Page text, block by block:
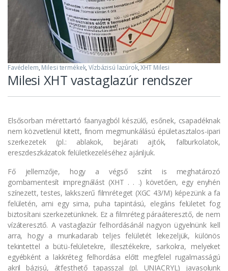
Favédelem, Milesi termékek,Vízbázisú lazúrok,XHT Milesi
Milesi XHT vastaglazúr rendszer
Elsősorban mérettartó faanyagból készülő, esőnek, csapadéknak
nem közvetlenül kitett, finom megmunkálású épületasztalos-ipari
szerkezetek (pl.: ablakok, bejárati ajtók, falburkolatok,
ereszdeszkázatok felületkezeléséhez ajánljuk.
Fő jellemzője, hogy a végső színt is meghatározó
gombamentesít impregnálást (XHT . . .) követően, egy enyhén
színezett, testes, lakkszerű filmréteget (XGC 43/M) képezünk a fa
felületén, ami egy sima, puha tapintású, elegáns felületet fog
biztosítani szerkezetünknek. Ez a filmréteg páraáteresztő, de nem
vízáteresztő. A vastaglazúr felhordásánál nagyon ügyelnünk kell
arra, hogy a munkadarab teljes felületét lekezeljük, különös
tekintettel a bütü-felületekre, illesztékekre, sarkokra, melyeket
egyébként a lakkréteg felhordása előtt megfelel rugalmasságú
akril bázisú, átfesthető tapasszal (pl. UNIACRYL) javasolunk